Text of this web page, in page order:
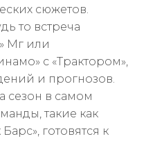
сюжетов.
то встреча
Мг или
с «Трактором»,
и прогнозов.
сезон в самом
такие как
готовятся к